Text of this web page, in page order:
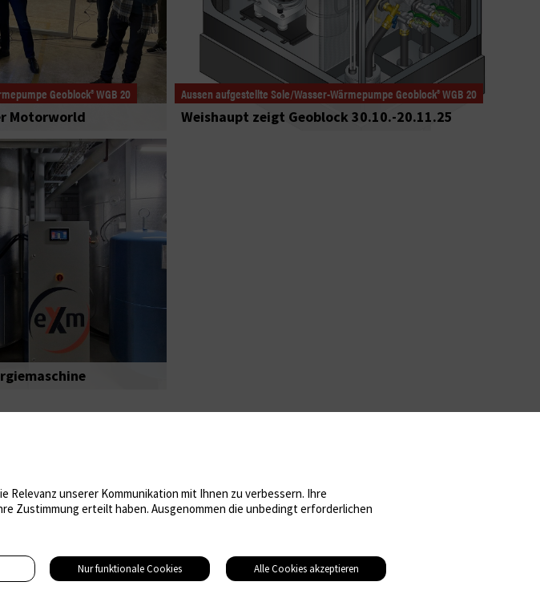
Geoblock® WGB 20
Motorworld
Aussen aufgestellte Sole/Wasser-Wärmepumpe Geoblock® WGB 20
Weishaupt zeigt Geoblock 30.10.-20.11.25
Relevanz unserer Kommunikation mit Ihnen zu verbessern. Ihre
Zustimmung erteilt haben. Ausgenommen die unbedingt erforderlichen
Nur funktionale Cookies Alle Cookies akzeptieren